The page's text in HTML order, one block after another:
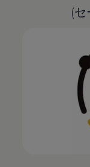
(セ